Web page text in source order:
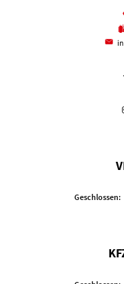
Klicken, um
Geschlossen: